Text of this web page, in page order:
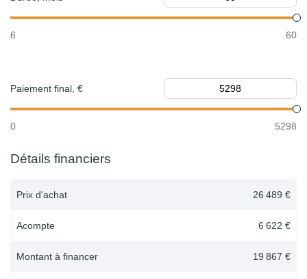
6 60
Paiement final, €
0 5298
Détails financiers
Prix d'achat 26 489 €
Acompte 6 622 €
Montant à financer 19 867 €